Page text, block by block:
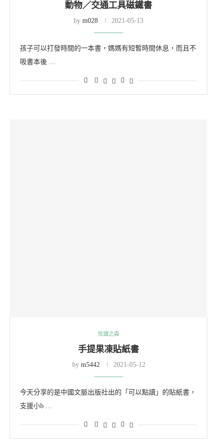
動物／交通工具磁鐵書
by m028 2021-05-13
孩子可以打發時間的一本書，媽媽有短暫時間休息，而且不
吸書本後 …
悅讀之森
手提果凍貼紙書
by m5442 2021-05-12
今天分享的是中國文脈出版社出的「可以點讀」的貼紙書，
支援小b …